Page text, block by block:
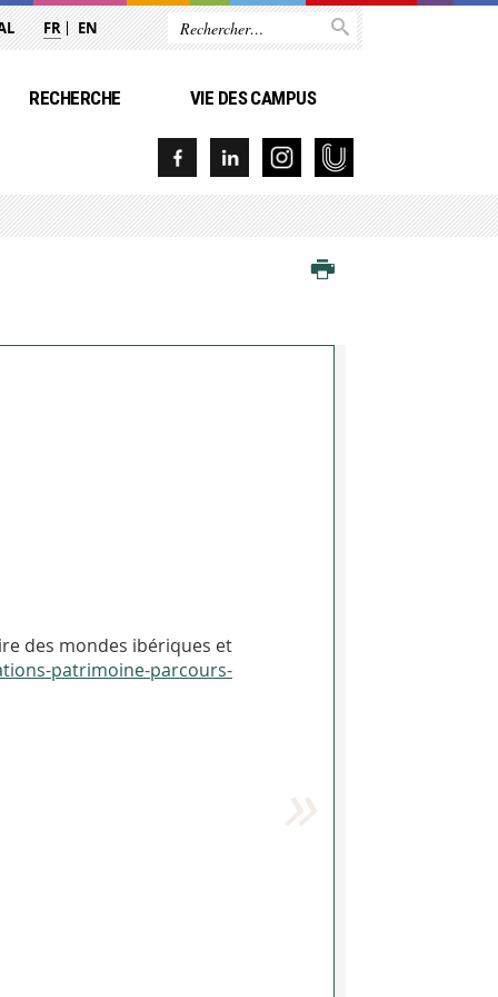
FR EN
RECHERCHE VIE DES CAMPUS
des mondes ibériques et
patrimoine-parcours-